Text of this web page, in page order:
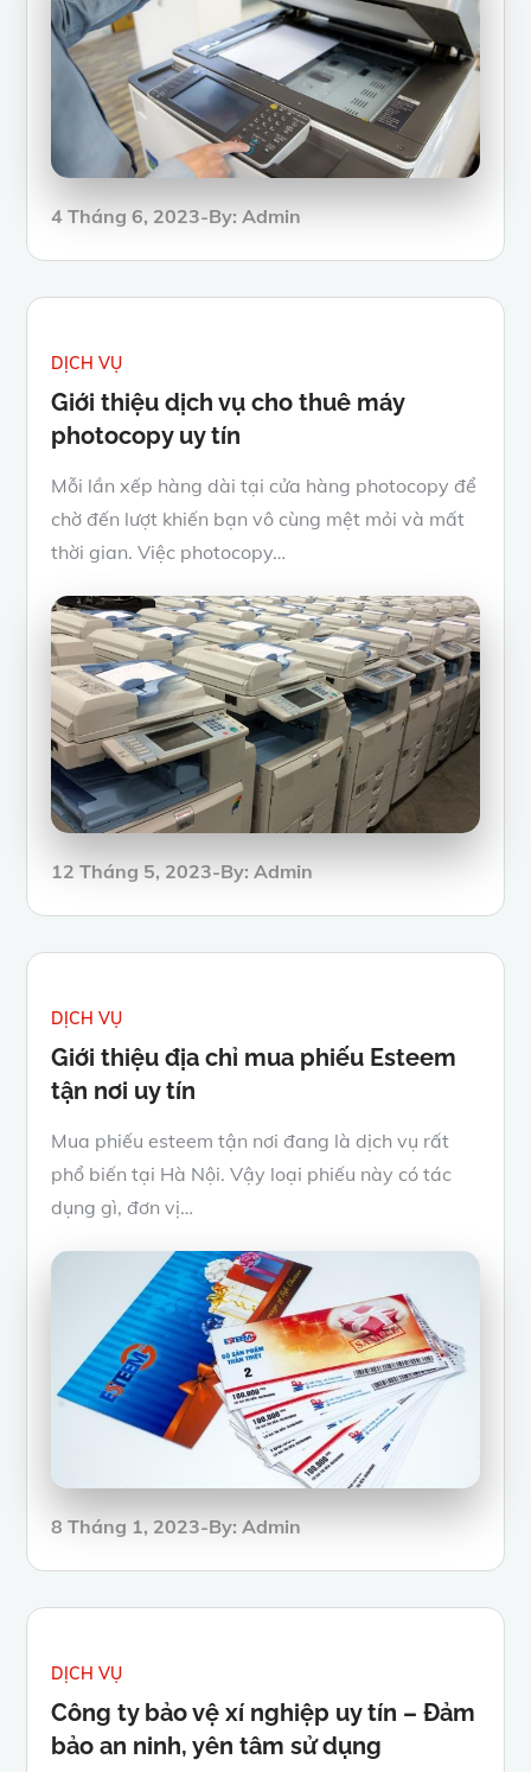
Posted
4 Tháng 6, 2023 By:Admin
DỊCH VỤ
Giới thiệu dịch vụ cho thuê máy
photocopy uy tín
Mỗi lần xếp hàng dài tại cửa hàng photocopy để
chờ đến lượt khiến bạn vô cùng mệt mỏi và mất
thời gian. Việc photocopy…
Posted
12 Tháng 5, 2023 By:Admin
DỊCH VỤ
Giới thiệu địa chỉ mua phiếu Esteem
tận nơi uy tín
Mua phiếu esteem tận nơi đang là dịch vụ rất
phổ biến tại Hà Nội. Vậy loại phiếu này có tác
dụng gì, đơn vị…
Posted
8 Tháng 1, 2023 By:Admin
DỊCH VỤ
Công ty bảo vệ xí nghiệp uy tín – Đảm
bảo an ninh, yên tâm sử dụng